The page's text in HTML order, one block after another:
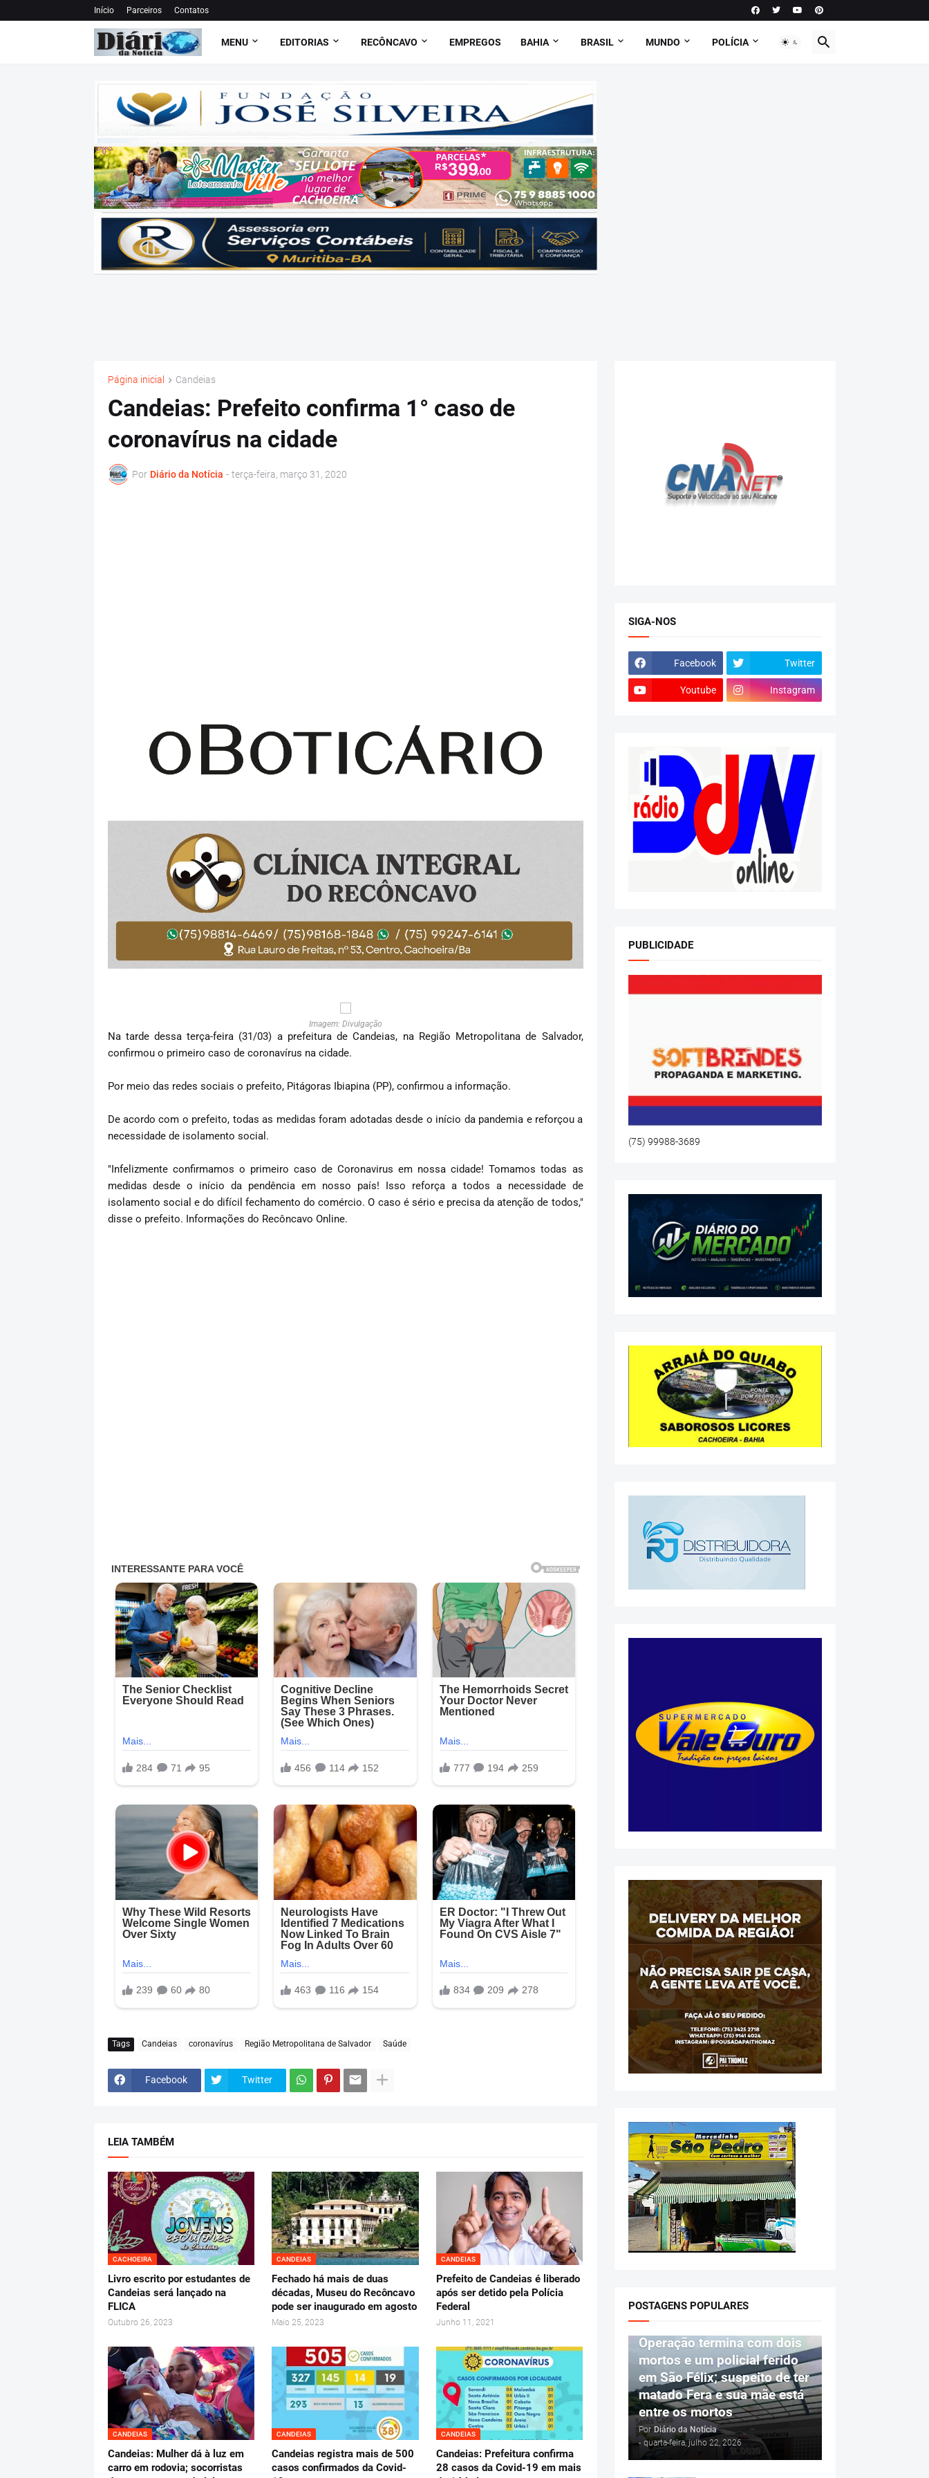
Início Parceiros Contatos
MENU EDITORIAS RECÔNCAVO EMPREGOS BAHIA BRASIL MUNDO POLÍCIA PODCAST
Página inicial Candeias
Candeias: Prefeito confirma 1° caso de
coronavírus na cidade
Por Diário da Notícia - terça-feira, março 31, 2020
Imagem: Divulgação
Na tarde dessa terça-feira (31/03) a prefeitura de Candeias, na Região Metropolitana de Salvador,
confirmou o primeiro caso de coronavírus na cidade.
Por meio das redes sociais o prefeito, Pitágoras Ibiapina (PP), confirmou a informação.
De acordo com o prefeito, todas as medidas foram adotadas desde o início da pandemia e reforçou a
necessidade de isolamento social.
"Infelizmente confirmamos o primeiro caso de Coronavirus em nossa cidade! Tomamos todas as
medidas desde o início da pendência em nosso país! Isso reforça a todos a necessidade de
isolamento social e do difícil fechamento do comércio. O caso é sério e precisa da atenção de todos,"
disse o prefeito. Informações do Recôncavo Online.
Tags Candeias coronavírus Região Metropolitana de Salvador Saúde
Facebook Twitter
LEIA TAMBÉM
CACHOEIRA
Livro escrito por estudantes de
Candeias será lançado na
FLICA
Outubro 26, 2023
CANDEIAS
Fechado há mais de duas
décadas, Museu do Recôncavo
pode ser inaugurado em agosto
Maio 25, 2023
CANDEIAS
Prefeito de Candeias é liberado
após ser detido pela Polícia
Federal
Junho 11, 2021
CANDEIAS
Candeias: Mulher dá à luz em
carro em rodovia; socorristas
CANDEIAS
Candeias registra mais de 500
casos confirmados da Covid-
CANDEIAS
Candeias: Prefeitura confirma
28 casos da Covid-19 em mais
SIGA-NOS
Facebook Twitter
Youtube Instagram
PUBLICIDADE
(75) 99988-3689
POSTAGENS POPULARES
POLÍCIA
Operação termina com dois
mortos e um policial ferido
em São Félix; suspeito de ter
matado Fera e sua mãe está
entre os mortos
Por Diário da Notícia
- quarta-feira, julho 22, 2026